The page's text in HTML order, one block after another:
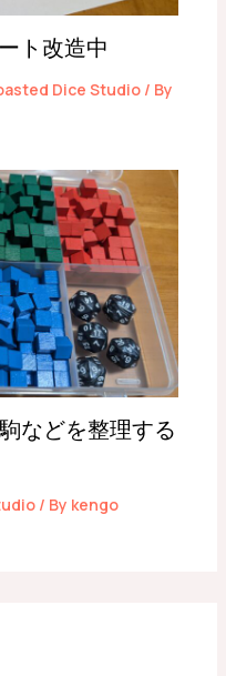
ト改造中
Dice Studio/ By
などを整理する
/ By kengo